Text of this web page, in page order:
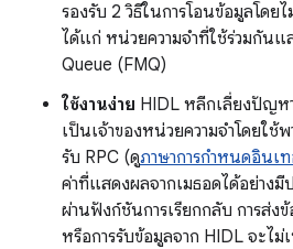
รองรับ 2 วิธีในการโอนข้อมูลโดยไ
ได้แก่ หน่วยความจำที่ใช้ร่วมกัน
Queue (FMQ)
ใช้งานง่าย HIDL หลีกเลี่ยงปัญห
เป็นเจ้าของหน่วยความจำโดยใช้พ
รับ RPC (ดูภาษาการกําหนดอินเ
ค่าที่แสดงผลจากเมธอดได้อย่าง
ผ่านฟังก์ชันการเรียกกลับ การส่ง
หรือการรับข้อมูลจาก HIDL จะไ